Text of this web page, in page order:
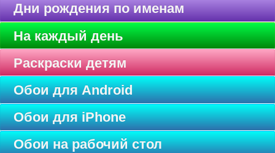
Дни рождения по именам
На каждый день
Раскраски детям
Обои для Android
Обои для iPhone
Обои на рабочий стол